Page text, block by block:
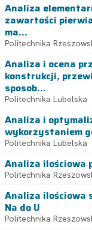
Analiza
zawartości
ma...
Politechnika
Analiza i ocena
konstrukcji,
sposob...
Politechnika Lubelska
Analiza i
wykorzystaniem
Politechnika Lubelska
Analiza ilościowa
Politechnika
Analiza ilościowa
Na do U
Politechnika